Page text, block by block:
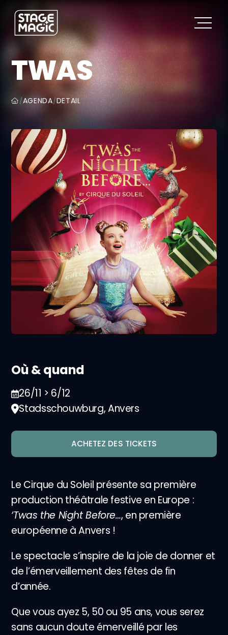
TWAS
/AGENDA/DETAIL
Où & quand
26/11 > 6/12
Stadsschouwburg, Anvers
ACHETEZ DES TICKETS
Le Cirque du Soleil présente sa première
production théâtrale festive en Europe :
‘Twas the Night Before…, en première
européenne à Anvers !
Le spectacle s’inspire de la joie de donner et
de l’émerveillement des fêtes de fin
d’année.
Que vous ayez 5, 50 ou 95 ans, vous serez
sans aucun doute émerveillé par les